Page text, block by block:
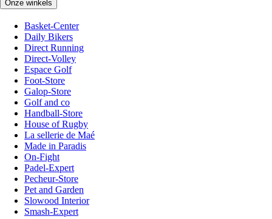
Onze winkels
Basket-Center
Daily Bikers
Direct Running
Direct-Volley
Espace Golf
Foot-Store
Galop-Store
Golf and co
Handball-Store
House of Rugby
La sellerie de Maé
Made in Paradis
On-Fight
Padel-Expert
Pecheur-Store
Pet and Garden
Slowood Interior
Smash-Expert